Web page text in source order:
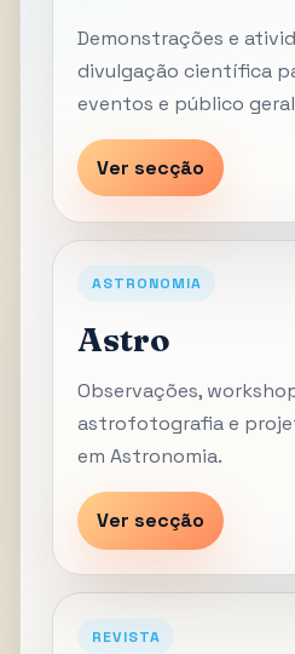
Demonstrações e
divulgação científica
eventos e público
Ver secção
ASTRONOMIA
Astro
Observações,
astrofotografia e
em Astronomia.
Ver secção
REVISTA